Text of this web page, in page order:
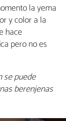
la yema
y color a la
hace
pero no es
se puede
berenjenas